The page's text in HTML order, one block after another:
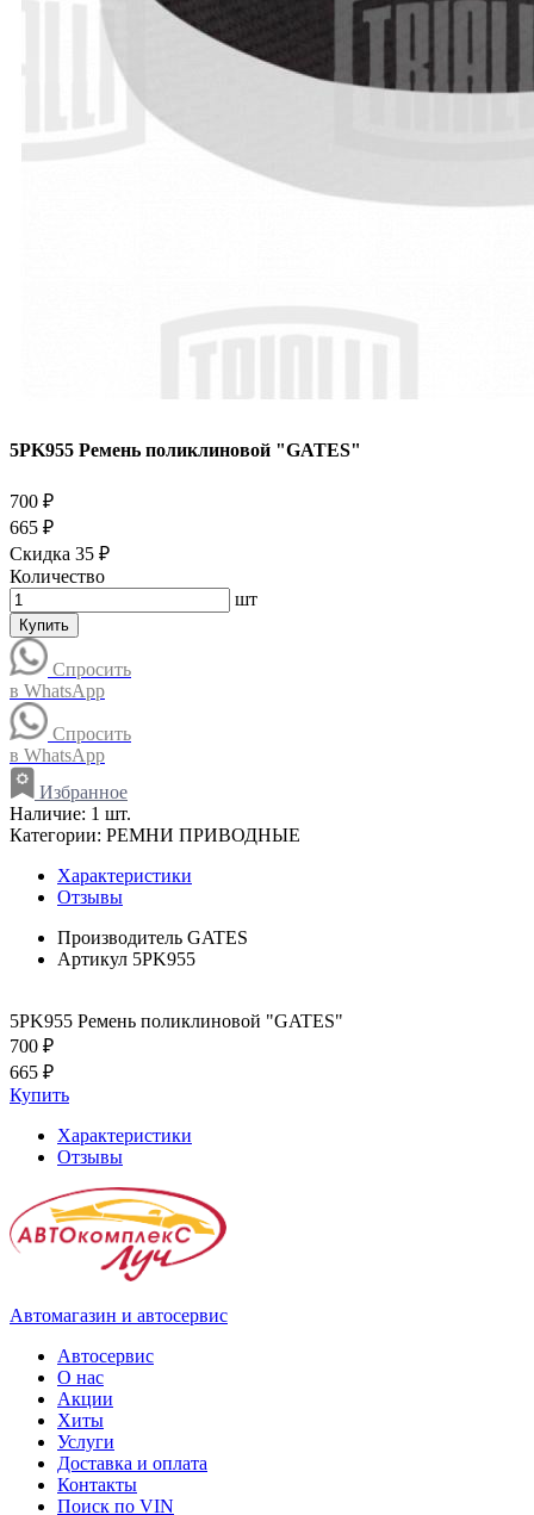
5PK955 Ремень поликлиновой "GATES"
700 ₽
665 ₽
Скидка 35 ₽
Количество
шт
Купить
Спросить
в WhatsApp
Спросить
в WhatsApp
Избранное
Наличие: 1 шт.
Категории: РЕМНИ ПРИВОДНЫЕ
Характеристики
Отзывы
Производитель GATES
Артикул 5PK955
5PK955 Ремень поликлиновой "GATES"
700 ₽
665 ₽
Купить
Характеристики
Отзывы
Автомагазин и автосервис
Автосервис
О нас
Акции
Хиты
Услуги
Доставка и оплата
Контакты
Поиск по VIN